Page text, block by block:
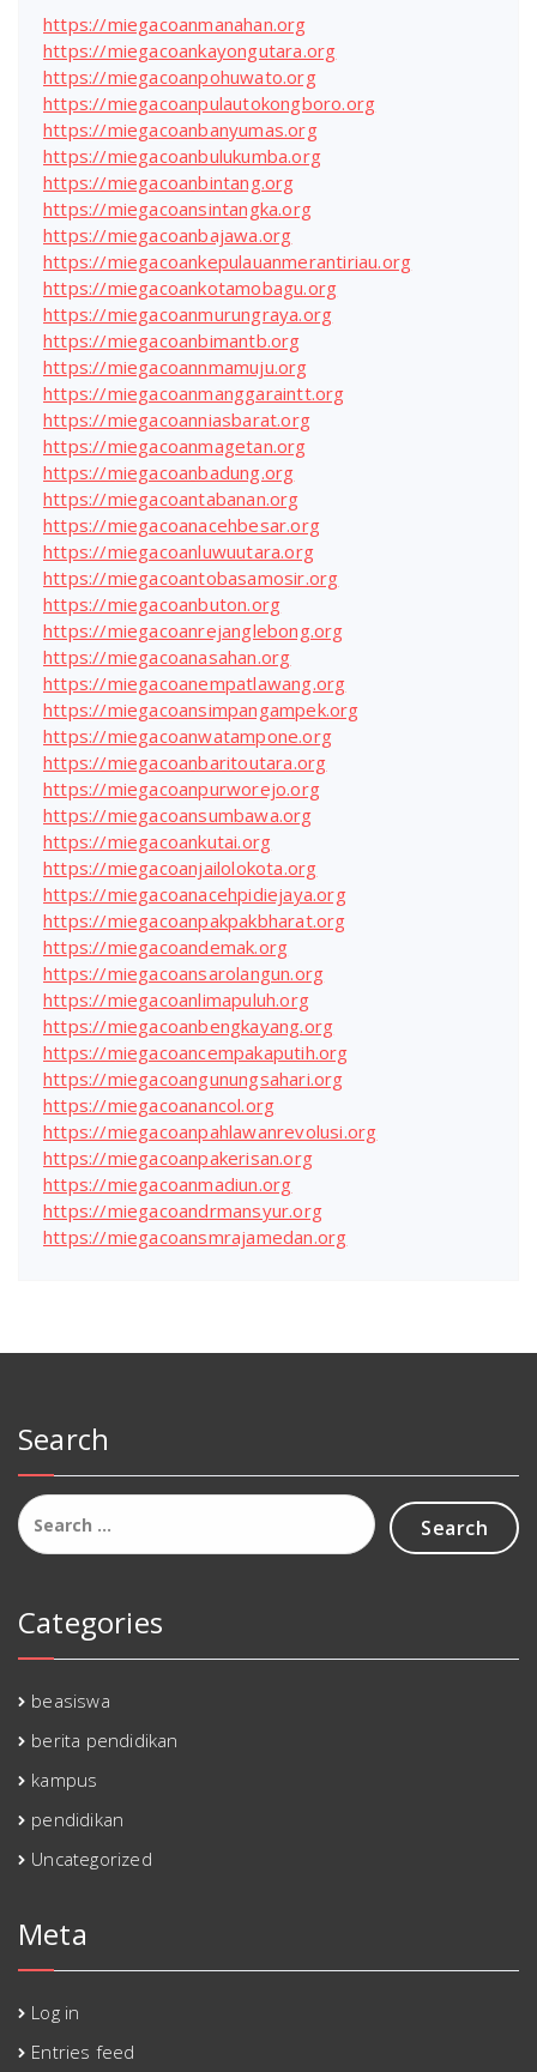
https://miegacoanmanahan.org
https://miegacoankayongutara.org
https://miegacoanpohuwato.org
https://miegacoanpulautokongboro.org
https://miegacoanbanyumas.org
https://miegacoanbulukumba.org
https://miegacoanbintang.org
https://miegacoansintangka.org
https://miegacoanbajawa.org
https://miegacoankepulauanmerantiriau.org
https://miegacoankotamobagu.org
https://miegacoanmurungraya.org
https://miegacoanbimantb.org
https://miegacoannmamuju.org
https://miegacoanmanggaraintt.org
https://miegacoanniasbarat.org
https://miegacoanmagetan.org
https://miegacoanbadung.org
https://miegacoantabanan.org
https://miegacoanacehbesar.org
https://miegacoanluwuutara.org
https://miegacoantobasamosir.org
https://miegacoanbuton.org
https://miegacoanrejanglebong.org
https://miegacoanasahan.org
https://miegacoanempatlawang.org
https://miegacoansimpangampek.org
https://miegacoanwatampone.org
https://miegacoanbaritoutara.org
https://miegacoanpurworejo.org
https://miegacoansumbawa.org
https://miegacoankutai.org
https://miegacoanjailolokota.org
https://miegacoanacehpidiejaya.org
https://miegacoanpakpakbharat.org
https://miegacoandemak.org
https://miegacoansarolangun.org
https://miegacoanlimapuluh.org
https://miegacoanbengkayang.org
https://miegacoancempakaputih.org
https://miegacoangunungsahari.org
https://miegacoanancol.org
https://miegacoanpahlawanrevolusi.org
https://miegacoanpakerisan.org
https://miegacoanmadiun.org
https://miegacoandrmansyur.org
https://miegacoansmrajamedan.org
Search
Search
for:
Categories
beasiswa
berita pendidikan
kampus
pendidikan
Uncategorized
Meta
Log in
Entries feed